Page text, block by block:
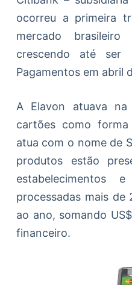
ocorreu a primeira
mercado
crescendo até ser
Pagamentos em abril
A Elavon atuava
cartões como
atua com o nome de
produtos estão
estabelecimentos
processadas mais de
ao ano, somando
financeiro.